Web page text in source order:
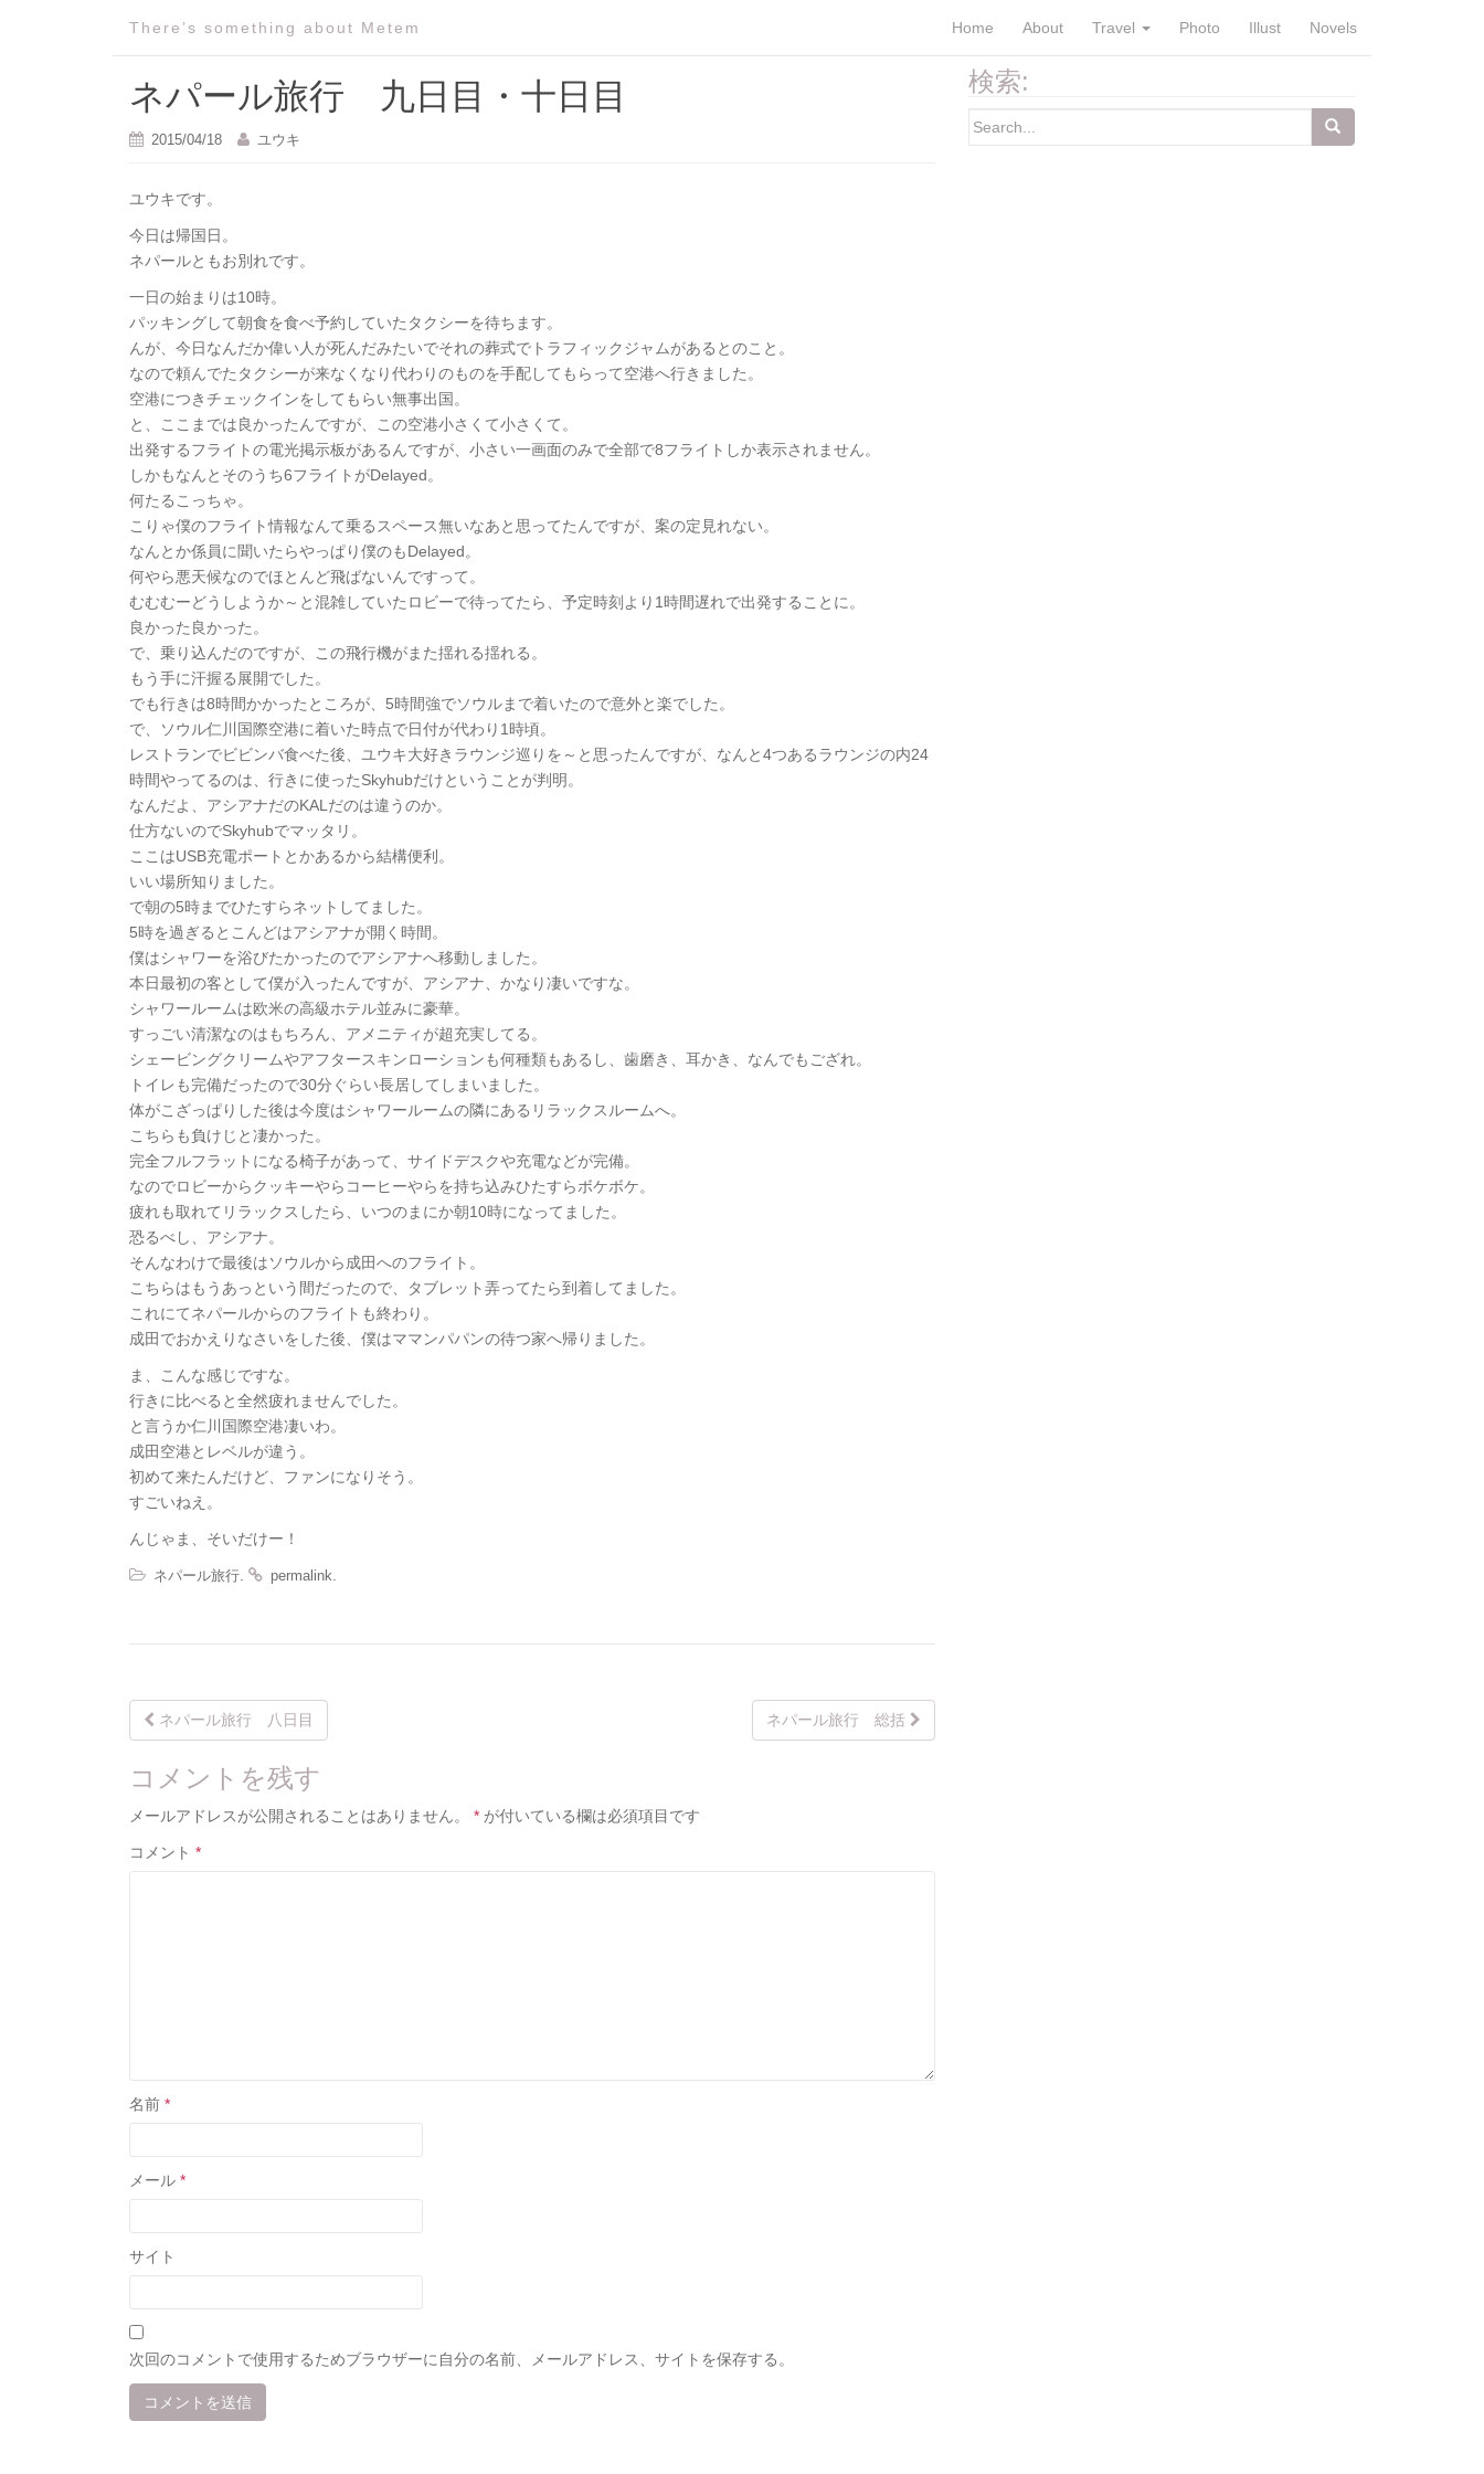
There’s something about Metem Home About Travel Photo Illust Novels
ネパール旅行 九日目・十日目
2015/04/18 ユウキ
ユウキです。
今日は帰国日。
ネパールともお別れです。
一日の始まりは10時。
パッキングして朝食を食べ予約していたタクシーを待ちます。
んが、今日なんだか偉い人が死んだみたいでそれの葬式でトラフィックジャムがあるとのこと。
なので頼んでたタクシーが来なくなり代わりのものを手配してもらって空港へ行きました。
空港につきチェックインをしてもらい無事出国。
と、ここまでは良かったんですが、この空港小さくて小さくて。
出発するフライトの電光掲示板があるんですが、小さい一画面のみで全部で8フライトしか表示されません。
しかもなんとそのうち6フライトがDelayed。
何たるこっちゃ。
こりゃ僕のフライト情報なんて乗るスペース無いなあと思ってたんですが、案の定見れない。
なんとか係員に聞いたらやっぱり僕のもDelayed。
何やら悪天候なのでほとんど飛ばないんですって。
むむむーどうしようか～と混雑していたロビーで待ってたら、予定時刻より1時間遅れで出発することに。
良かった良かった。
で、乗り込んだのですが、この飛行機がまた揺れる揺れる。
もう手に汗握る展開でした。
でも行きは8時間かかったところが、5時間強でソウルまで着いたので意外と楽でした。
で、ソウル仁川国際空港に着いた時点で日付が代わり1時頃。
レストランでビビンバ食べた後、ユウキ大好きラウンジ巡りを～と思ったんですが、なんと4つあるラウンジの内24
時間やってるのは、行きに使ったSkyhubだけということが判明。
なんだよ、アシアナだのKALだのは違うのか。
仕方ないのでSkyhubでマッタリ。
ここはUSB充電ポートとかあるから結構便利。
いい場所知りました。
で朝の5時までひたすらネットしてました。
5時を過ぎるとこんどはアシアナが開く時間。
僕はシャワーを浴びたかったのでアシアナへ移動しました。
本日最初の客として僕が入ったんですが、アシアナ、かなり凄いですな。
シャワールームは欧米の高級ホテル並みに豪華。
すっごい清潔なのはもちろん、アメニティが超充実してる。
シェービングクリームやアフタースキンローションも何種類もあるし、歯磨き、耳かき、なんでもござれ。
トイレも完備だったので30分ぐらい長居してしまいました。
体がこざっぱりした後は今度はシャワールームの隣にあるリラックスルームへ。
こちらも負けじと凄かった。
完全フルフラットになる椅子があって、サイドデスクや充電などが完備。
なのでロビーからクッキーやらコーヒーやらを持ち込みひたすらボケボケ。
疲れも取れてリラックスしたら、いつのまにか朝10時になってました。
恐るべし、アシアナ。
そんなわけで最後はソウルから成田へのフライト。
こちらはもうあっという間だったので、タブレット弄ってたら到着してました。
これにてネパールからのフライトも終わり。
成田でおかえりなさいをした後、僕はママンパパンの待つ家へ帰りました。
ま、こんな感じですな。
行きに比べると全然疲れませんでした。
と言うか仁川国際空港凄いわ。
成田空港とレベルが違う。
初めて来たんだけど、ファンになりそう。
すごいねえ。
んじゃま、そいだけー！
ネパール旅行 permalink
Post
navigation
ネパール旅行 八日目 ネパール旅行 総括
コメントを残す
メールアドレスが公開されることはありません。 * が付いている欄は必須項目です
コメント *
名前 *
メール *
サイト
次回のコメントで使用するためブラウザーに自分の名前、メールアドレス、サイトを保存する。
検索:
Search